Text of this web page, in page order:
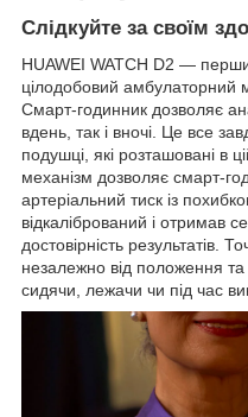
Слідкуйте за своїм
HUAWEI WATCH D2 —
цілодобовий амбулаторний
Смарт-годинник дозволяє
вдень, так і вночі. Це все
подушці, які розташовані в
механізм дозволяє смарт-
артеріальний тиск із
відкалібрований і отримав
достовірність результатів.
незалежно від положення
сидячи, лежачи чи під час